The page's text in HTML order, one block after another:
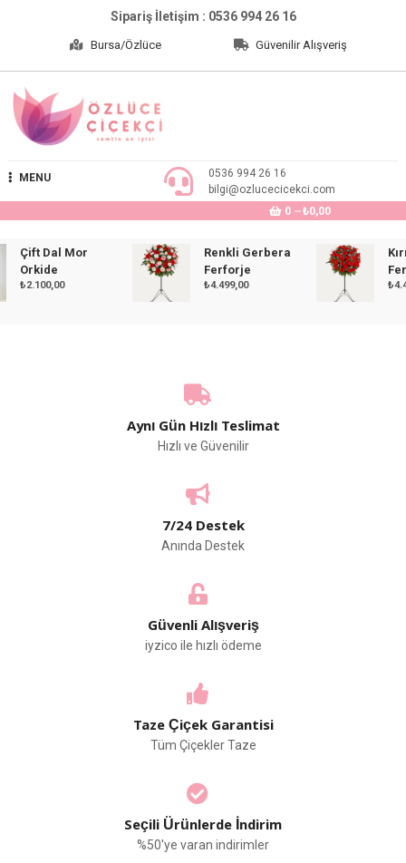
Sipariş İletişim : 0536 994 26 16
Bursa/Özlüce Güvenilir Alışveriş
Özlüce Çiçekçi
MENU
0536 994 26 16
bilgi@ozlucecicekci.com
0
₺0,00
Çift Dal Mor
Orkide
2.100,00
Renkli Gerbera
Ferforje
4.499,00
Aynı Gün Hızlı Teslimat
Hızlı ve Güvenilir
7/24 Destek
Anında Destek
Güvenli Alışveriş
iyzico ile hızlı ödeme
Taze Çiçek Garantisi
Tüm Çiçekler Taze
Seçili Ürünlerde İndirim
%50'ye varan indirimler